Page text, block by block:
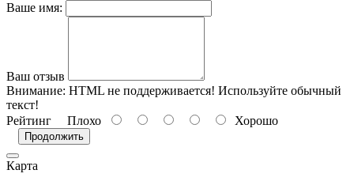
Ваше имя:
Ваш отзыв
Внимание: HTML не поддерживается! Используйте обычный
текст!
Рейтинг Плохо Хорошо
Продолжить
Карта